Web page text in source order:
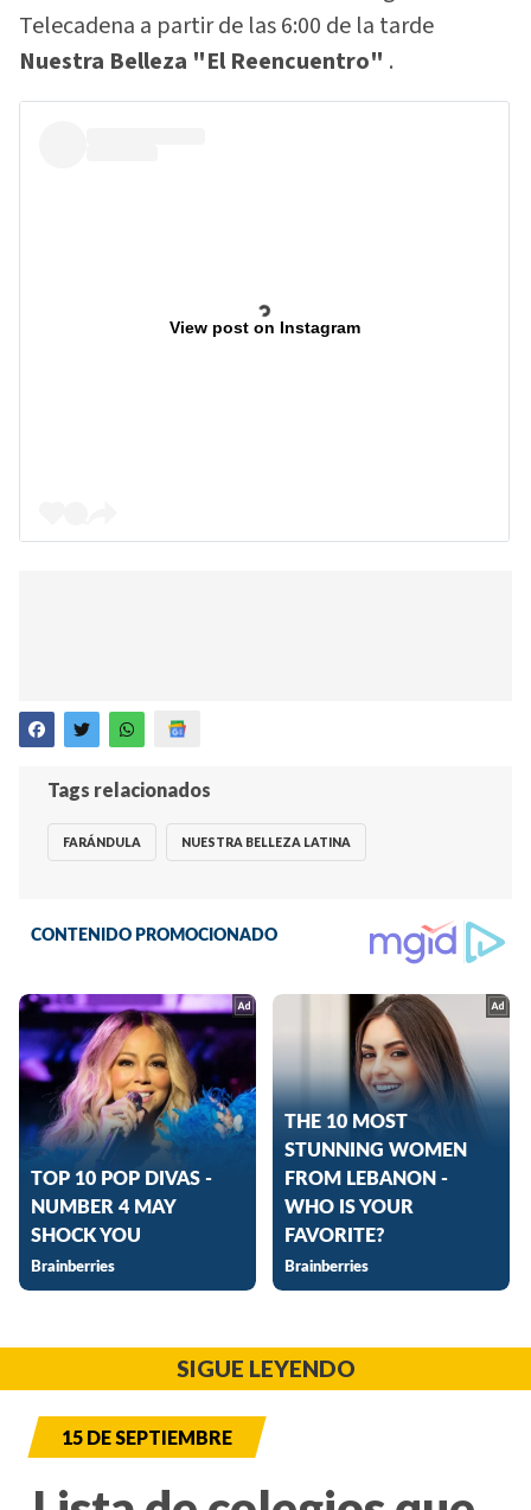
Telecadena a partir de las 6:00 de la tarde
Nuestra Belleza "El Reencuentro" .
View post on Instagram
Tags relacionados
FARÁNDULA NUESTRA BELLEZA LATINA
SIGUE LEYENDO
15 DE SEPTIEMBRE